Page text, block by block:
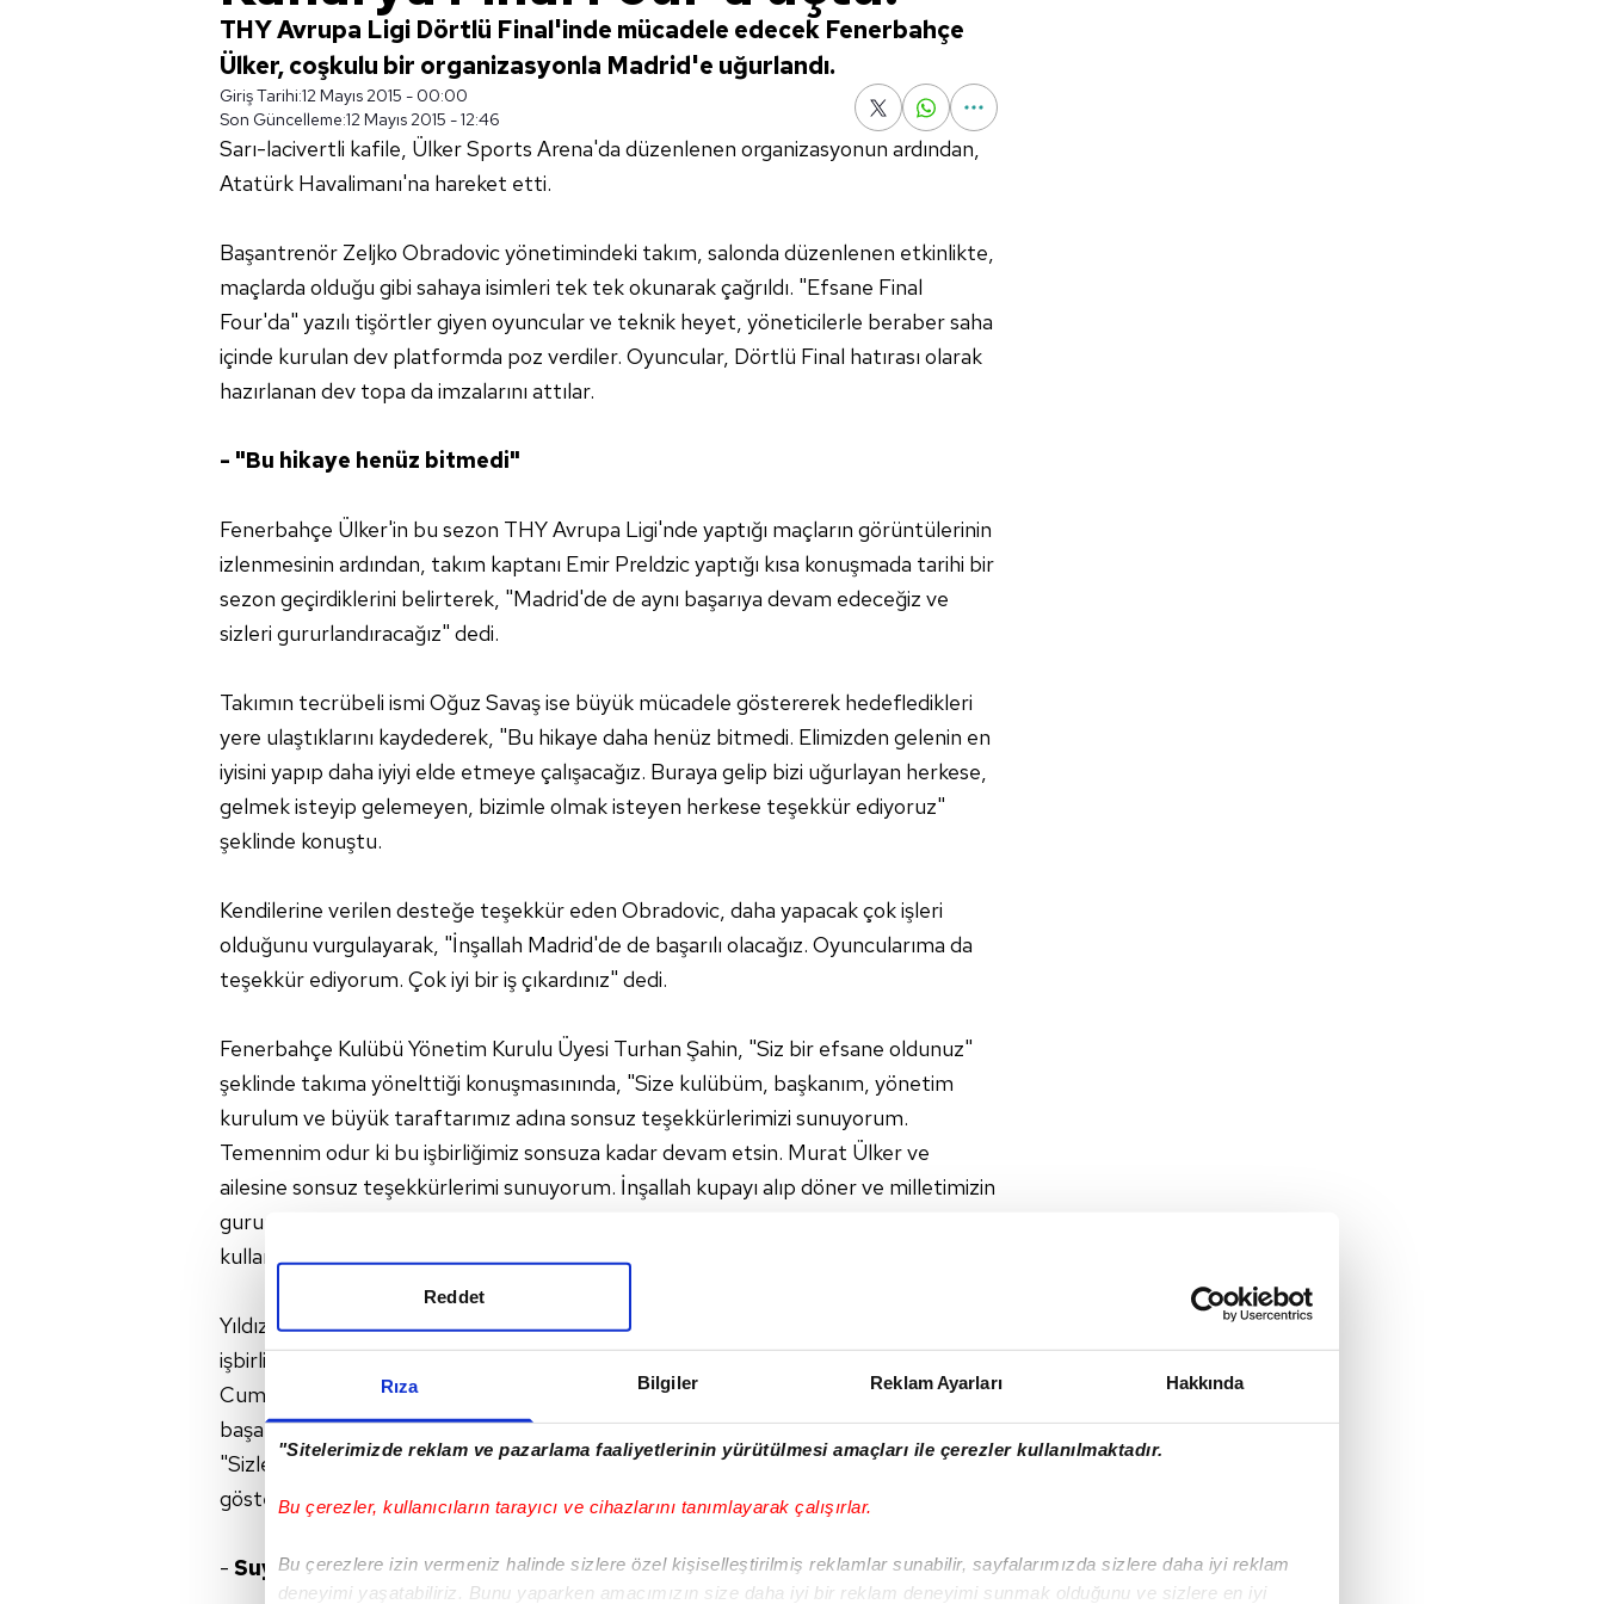
Rıza Bilgiler Reklam Ayarları Hakkında
"Sitelerimizde reklam ve pazarlama faaliyetlerinin yürütülmesi amaçları ile çerezler kullanılmaktadır.
Bu çerezler, kullanıcıların tarayıcı ve cihazlarını tanımlayarak çalışırlar.
Bu çerezlere izin vermeniz halinde sizlere özel kişiselleştirilmiş reklamlar sunabilir, sayfalarımızda sizlere daha iyi reklam
deneyimi yaşatabiliriz. Bunu yaparken amacımızın size daha iyi bir reklam deneyimi sunmak olduğunu ve sizlere en iyi
Reddet
THY Avrupa Ligi Dörtlü Final'inde mücadele edecek Fenerbahçe
Ülker, coşkulu bir organizasyonla Madrid'e uğurlandı.
Giriş Tarihi:12 Mayıs 2015 - 00:00
Son Güncelleme:12 Mayıs 2015 - 12:46
Sarı-lacivertli kafile, Ülker Sports Arena'da düzenlenen organizasyonun ardından,
Atatürk Havalimanı'na hareket etti.
Başantrenör Zeljko Obradovic yönetimindeki takım, salonda düzenlenen etkinlikte,
maçlarda olduğu gibi sahaya isimleri tek tek okunarak çağrıldı. "Efsane Final
Four'da" yazılı tişörtler giyen oyuncular ve teknik heyet, yöneticilerle beraber saha
içinde kurulan dev platformda poz verdiler. Oyuncular, Dörtlü Final hatırası olarak
hazırlanan dev topa da imzalarını attılar.
- "Bu hikaye henüz bitmedi"
Fenerbahçe Ülker'in bu sezon THY Avrupa Ligi'nde yaptığı maçların görüntülerinin
izlenmesinin ardından, takım kaptanı Emir Preldzic yaptığı kısa konuşmada tarihi bir
sezon geçirdiklerini belirterek, "Madrid'de de aynı başarıya devam edeceğiz ve
sizleri gururlandıracağız" dedi.
Takımın tecrübeli ismi Oğuz Savaş ise büyük mücadele göstererek hedefledikleri
yere ulaştıklarını kaydederek, "Bu hikaye daha henüz bitmedi. Elimizden gelenin en
iyisini yapıp daha iyiyi elde etmeye çalışacağız. Buraya gelip bizi uğurlayan herkese,
gelmek isteyip gelemeyen, bizimle olmak isteyen herkese teşekkür ediyoruz"
şeklinde konuştu.
Kendilerine verilen desteğe teşekkür eden Obradovic, daha yapacak çok işleri
olduğunu vurgulayarak, "İnşallah Madrid'de de başarılı olacağız. Oyuncularıma da
teşekkür ediyorum. Çok iyi bir iş çıkardınız" dedi.
Fenerbahçe Kulübü Yönetim Kurulu Üyesi Turhan Şahin, "Siz bir efsane oldunuz"
şeklinde takıma yönelttiği konuşmasınında, "Size kulübüm, başkanım, yönetim
kurulum ve büyük taraftarımız adına sonsuz teşekkürlerimizi sunuyorum.
Temennim odur ki bu işbirliğimiz sonsuza kadar devam etsin. Murat Ülker ve
ailesine sonsuz teşekkürlerimi sunuyorum. İnşallah kupayı alıp döner ve milletimizin
gururu olursunuz. Size başarılar diliyorum, efsane olun gelin" şeklinde ifadeler
kullandı.
Yıldız Holding Gıda Grubu Başkanı Mehmet Tütüncü, Fenerbahçe Kulübü ve Ülker
işbirliğinden sonra sarı-lacivertli takımın 5 lig, 3 Türkiye Kupası ve 2
Cumhurbaşkanlığı Kupası kazandığını, geride kalan 9 sezonda THY Avrupa Ligi'nde
başarıyla mücadele ederek tarihinde ilk kez Dörtlü Final'e yükseldiğini anımsatarak,
"Sizleri yürekten tebrik ediyorum. Bu performans, kamuoyunda basketbola
gösterilen ilgiyi arttırdı. Güle güle gidin, efsane olun gelin" diye konuştu.
- Suyla uğurlandılar